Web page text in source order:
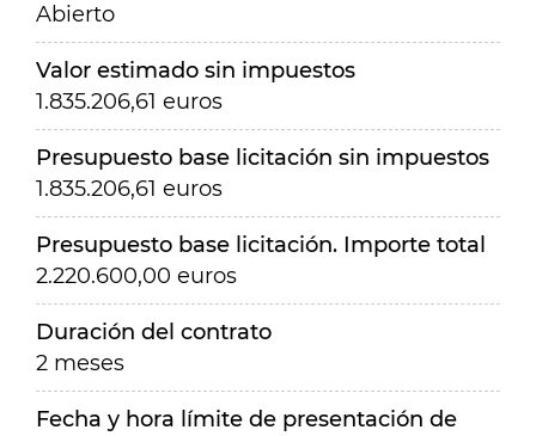
Abierto
Valor estimado sin impuestos
1.835.206,61 euros
Presupuesto base licitación sin impuestos
1.835.206,61 euros
Presupuesto base licitación. Importe total
2.220.600,00 euros
Duración del contrato
2 meses
Fecha y hora límite de presentación de